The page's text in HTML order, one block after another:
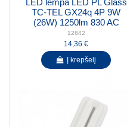
LED lempa LED PL Glass
TC-TEL GX24q 4P 9W
(26W) 1250lm 830 AC
12842
14,36 €
Į krepšelį